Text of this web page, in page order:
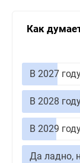
Как
В 2027
В 2028
В 2029
Да ладно,